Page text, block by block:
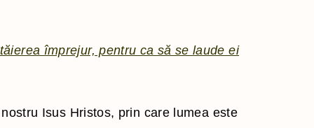
împrejur, pentru ca să se laude ei
Isus Hristos, prin care lumea este